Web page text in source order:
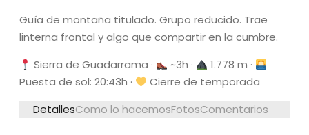
Guía de montaña titulado. Grupo reducido. Trae
linterna frontal y algo que compartir en la cumbre.
Sierra de Guadarrama ·
~3h ·
1.778 m ·
Puesta de sol: 20:43h ·
Cierre de temporada
DetallesComo lo hacemosFotosComentarios